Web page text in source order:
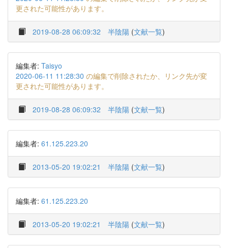
更された可能性があります。
2019-08-28 06:09:32 半陰陽 (文献一覧)
編集者: Taisyo
2020-06-11 11:28:30 の編集で削除されたか、リンク先が変
更された可能性があります。
2019-08-28 06:09:32 半陰陽 (文献一覧)
編集者: 61.125.223.20
2013-05-20 19:02:21 半陰陽 (文献一覧)
編集者: 61.125.223.20
2013-05-20 19:02:21 半陰陽 (文献一覧)